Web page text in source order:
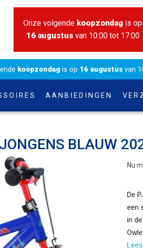
Onze volgende koopzondag is op
16 augustusvan 10:00 tot 17:00
koopzondag is op 16 augustus van
AANBIEDINGEN
BLAUW
Nu
De
een
in